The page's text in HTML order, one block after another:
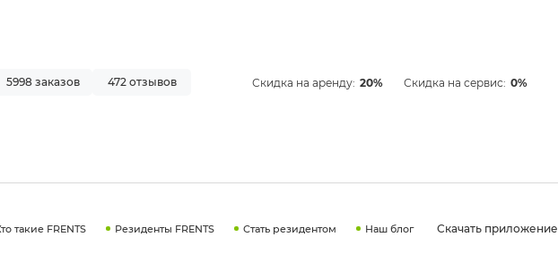
5998 заказов 472 отзывов Скидка на аренду: 20% Скидка на сервис: 0%
такие FRENTS Резиденты FRENTS Стать резидентом Наш блог Скачать приложение